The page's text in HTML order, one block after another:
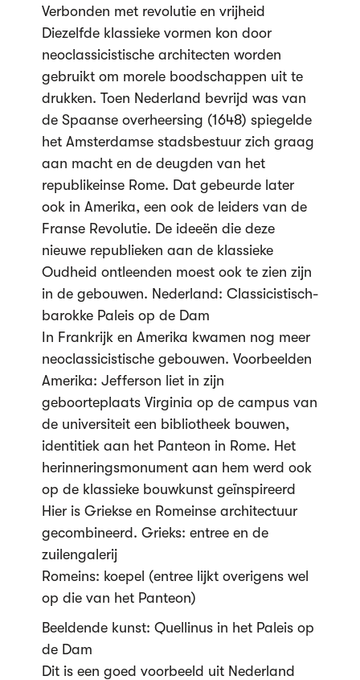
Verbonden met revolutie en vrijheid
Diezelfde klassieke vormen kon door
neoclassicistische architecten worden
gebruikt om morele boodschappen uit te
drukken. Toen Nederland bevrijd was van
de Spaanse overheersing (1648) spiegelde
het Amsterdamse stadsbestuur zich graag
aan macht en de deugden van het
republikeinse Rome. Dat gebeurde later
ook in Amerika, een ook de leiders van de
Franse Revolutie. De ideeën die deze
nieuwe republieken aan de klassieke
Oudheid ontleenden moest ook te zien zijn
in de gebouwen. Nederland: Classicistisch-
barokke Paleis op de Dam
In Frankrijk en Amerika kwamen nog meer
neoclassicistische gebouwen. Voorbeelden
Amerika: Jefferson liet in zijn
geboorteplaats Virginia op de campus van
de universiteit een bibliotheek bouwen,
identitiek aan het Panteon in Rome. Het
herinneringsmonument aan hem werd ook
op de klassieke bouwkunst geïnspireerd
Hier is Griekse en Romeinse architectuur
gecombineerd. Grieks: entree en de
zuilengalerij
Romeins: koepel (entree lijkt overigens wel
op die van het Panteon)
Beeldende kunst: Quellinus in het Paleis op
de Dam
Dit is een goed voorbeeld uit Nederland